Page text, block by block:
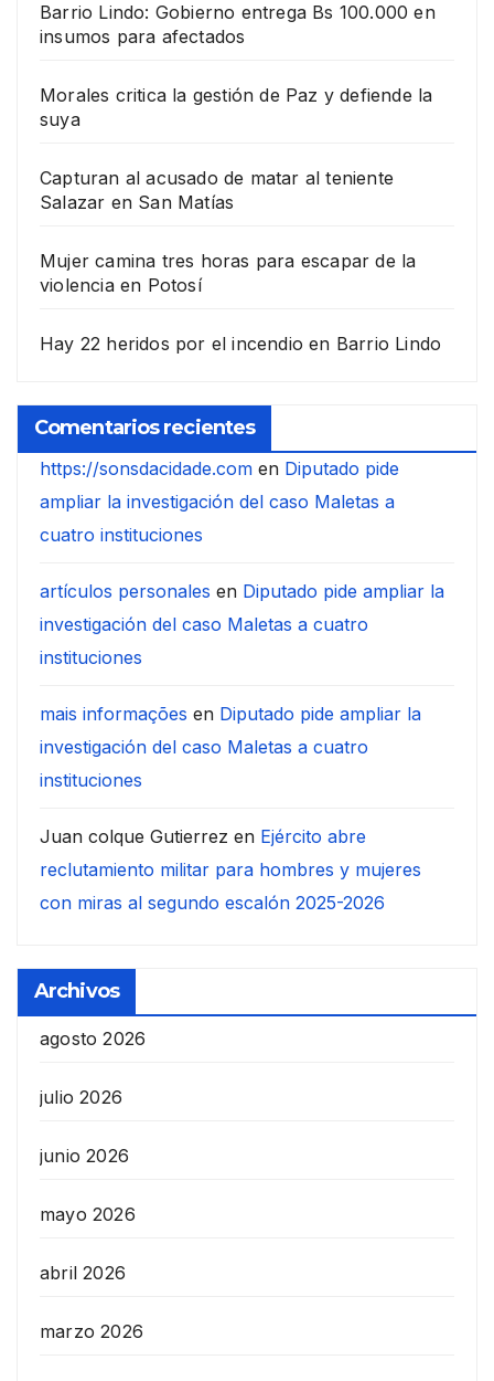
Barrio Lindo: Gobierno entrega Bs 100.000 en
insumos para afectados
Morales critica la gestión de Paz y defiende la
suya
Capturan al acusado de matar al teniente
Salazar en San Matías
Mujer camina tres horas para escapar de la
violencia en Potosí
Hay 22 heridos por el incendio en Barrio Lindo
Comentarios recientes
https://sonsdacidade.com en Diputado pide
ampliar la investigación del caso Maletas a
cuatro instituciones
artículos personales en Diputado pide ampliar la
investigación del caso Maletas a cuatro
instituciones
mais informações en Diputado pide ampliar la
investigación del caso Maletas a cuatro
instituciones
Juan colque Gutierrez en Ejército abre
reclutamiento militar para hombres y mujeres
con miras al segundo escalón 2025-2026
Archivos
agosto 2026
julio 2026
junio 2026
mayo 2026
abril 2026
marzo 2026